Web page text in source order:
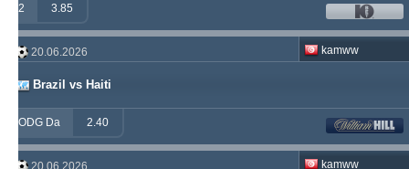
2 3.85
20.06.2026
Brazil vs Haiti
kamww
ODG Da 2.40
20.06.2026 kamww